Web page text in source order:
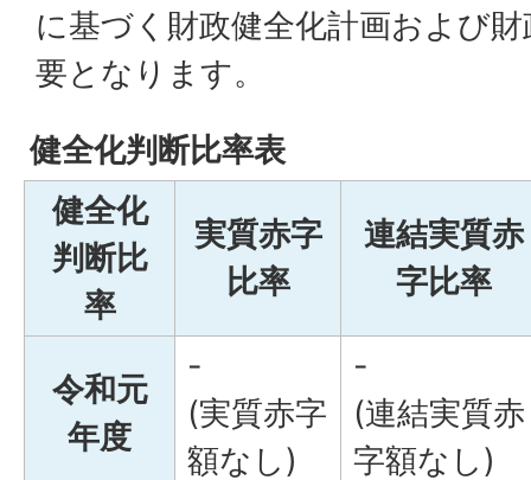
に基づく財政健全化計画および
要となります。
健全化判断比率表
健全化
判断比
率
実質赤字
比率
連結実質赤
字比率
令和元
年度
-
(実質赤字
額なし)
-
(連結実質赤
字額なし)